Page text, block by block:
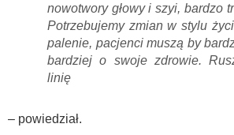
nowotwory głowy i szyi, bardzo
Potrzebujemy zmian w stylu
palenie, pacjenci muszą by
bardziej o swoje zdrowie.
linię
– powiedział.